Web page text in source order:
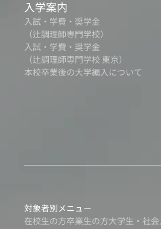
入学案内
入試・学費・奨学金
（辻調理師専門学校）
入試・学費・奨学金
（辻調理師専門学校 東京）
本校卒業後の大学編入について
対象者別メニュー
在校生の方卒業生の方大学生・社